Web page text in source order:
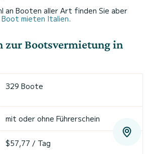
an Booten aller Art finden Sie aber
Boot mieten Italien.
zur Bootsvermietung in
329 Boote
mit oder ohne Führerschein
$57,77 / Tag